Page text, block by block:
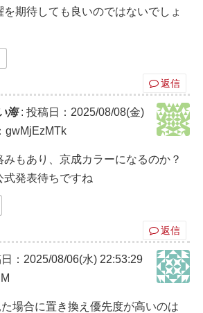
を期待しても良いのではないでしょ
返信
海: 投稿日：2025/08/08(金)
gwMjEzMTk
みもあり、京成カラーになるのか？
式発表待ちですね
返信
：2025/08/06(水) 22:53:29
場合に置き換え優先度が高いのは